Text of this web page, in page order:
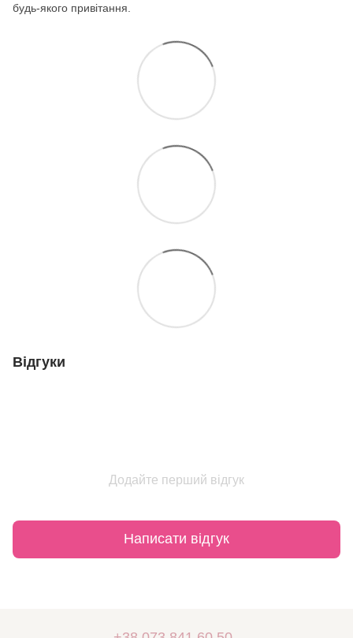
будь-якого привітання.
Відгуки
Додайте перший відгук
Написати відгук